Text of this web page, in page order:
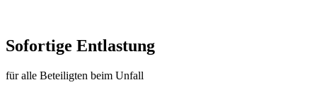
Sofortige Entlastung
für alle Beteiligten beim Unfall